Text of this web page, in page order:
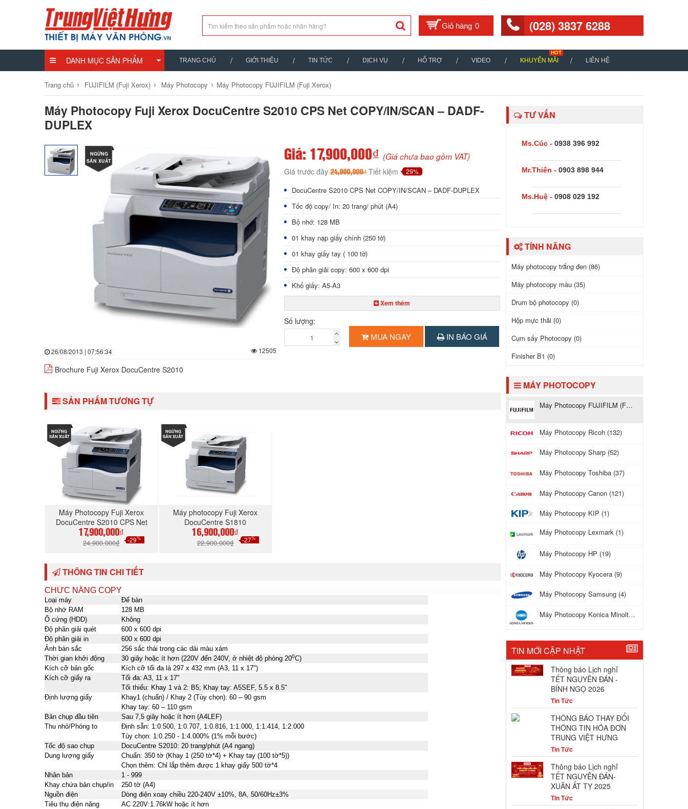
0 (028) 3837 6288
DANH MỤC SẢN PHẨM TRANG CHỦ GIỚI THIỆU TIN TỨC DỊCH VỤ HỖ TRỢ VIDEO KHUYẾN MÃI LIÊN HỆ
Trang chủ › FUJIFILM (Fuji Xerox) › Máy Photocopy › Máy Photocopy FUJIFILM (Fuji Xerox)
Máy Photocopy Fuji Xerox DocuCentre S2010 CPS Net COPY/IN/SCAN – DADF-
DUPLEX
NGỪNG
SẢN XUẤT
26/08/2013 | 07:56:34 12505
Brochure Fuji Xerox DocuCentre S2010
Giá: 17,900,000₫ (Giá chưa bao gồm VAT)
Giá trước đây 24,900,000₫Tiết kiệm 29%
DocuCentre S2010 CPS Net COPY/IN/SCAN – DADF-DUPLEX
Tốc độ copy/ In: 20 trang/ phút (A4)
Bộ nhớ: 128 MB
01 khay nạp giấy chính (250 tờ)
01 khay giấy tay ( 100 tờ)
Độ phân giải copy: 600 x 600 dpi
Khổ giấy: A5-A3
Phóng to/ thu nhỏ: 25% - 400% ( tăng giảm từng 1%)
Bộ nạp & đảo bản gốc tự động (DADF) – Có sẵn
Bộ đảo bản sao tự động (Duplex)
Xem thêm
Số lượng:
MUA NGAY IN BÁO GIÁ
SẢN PHẨM TƯƠNG TỰ
NGỪNG
SẢN XUẤT
Máy Photocopy Fuji Xerox
DocuCentre S2010 CPS Net
COPY/IN/SCAN – DADF-
DUPLEX
17,900,000₫
24,900,000₫ -29%
NGỪNG
SẢN XUẤT
Máy photocopy Fuji Xerox
DocuCentre S1810
(COPY/IN/SCAN/DADF/DUPLEX)
16,900,000₫
22,900,000₫ -27%
THÔNG TIN CHI TIẾT
CHỨC NĂNG COPY
Loại máy
Để bàn
Bộ nhớ RAM
128 MB
Ổ cứng (HDD)
Không
Độ phân giải quét
600 x 600 dpi
Độ phân giải in
600 x 600 dpi
Ảnh bán sắc
256 sắc thái trong các dải màu xám
Thời gian khởi động
30 giây hoặc ít hơn (220V đến 240V, ở nhiệt độ phòng 200C)
Kích cỡ bản gốc
Kích cỡ tối đa là 297 x 432 mm (A3, 11 x 17")
Kích cỡ giấy ra
Tối đa: A3, 11 x 17"
Tối thiểu: Khay 1 và 2: B5; Khay tay: A5SEF, 5.5 x 8.5"
Định lượng giấy
Khay1 (chuẩn) / Khay 2 (Tùy chọn): 60 – 90 gsm
Khay tay: 60 – 110 gsm
Bản chụp đầu tiên
Sau 7,5 giây hoặc ít hơn (A4LEF)
Thu nhỏ/Phóng to
Định sẵn: 1:0.500, 1:0.707, 1:0.816, 1:1.000, 1:1.414, 1:2.000
Tùy chọn: 1:0.250 - 1:4.000% (1% mỗi bước)
Tốc độ sao chụp
DocuCentre S2010: 20 trang/phút (A4 ngang)
Dung lượng giấy
Chuẩn: 350 tờ (Khay 1 (250 tờ*4) + Khay tay (100 tờ*5))
Chọn thêm: Chỉ lắp thêm được 1 khay giấy 500 tờ*4
Nhân bản
1 - 999
Khay chứa bản chụp/in
250 tờ (A4)
Nguồn điện
Dòng điện xoay chiều 220-240V ±10%, 8A, 50/60Hz±3%
Tiêu thụ điện năng
AC 220V:1.76kW hoặc ít hơn
TƯ VẤN
Ms.Cúc - 0938 396 992
Mr.Thiên - 0903 898 944
Ms.Huệ - 0908 029 192
TÍNH NĂNG
Máy photocopy trắng đen (86)
Máy photocopy màu (35)
Drum bộ photocopy (0)
Hộp mực thải (0)
Cụm sấy Photocopy (0)
Finisher B1 (0)
MÁY PHOTOCOPY
Máy Photocopy FUJIFILM (Fuji Xerox) (121)
Máy Photocopy Ricoh (132)
Máy Photocopy Sharp (52)
Máy Photocopy Toshiba (37)
Máy Photocopy Canon (121)
Máy Photocopy KIP (1)
Máy Photocopy Lexmark (1)
Máy Photocopy HP (19)
Máy Photocopy Kyocera (9)
Máy Photocopy Samsung (4)
Máy Photocopy Konica Minolta (17)
TIN MỚI CẬP NHẬT
Thông báo Lịch nghỉ
TẾT NGUYÊN ĐÁN -
BÍNH NGỌ 2026
Tin Tức
THÔNG BÁO THAY ĐỔI
THÔNG TIN HÓA ĐƠN
TRUNG VIỆT HƯNG
Tin Tức
Thông báo Lịch nghỉ
TẾT NGUYÊN ĐÁN-
XUÂN ẤT TỴ 2025
Tin Tức